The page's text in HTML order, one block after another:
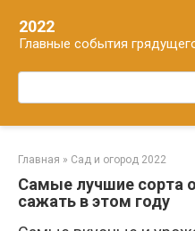
контенту
2022
Главные события
Главная » Сад и огород 2022
Самые лучшие сорта
сажать в этом году